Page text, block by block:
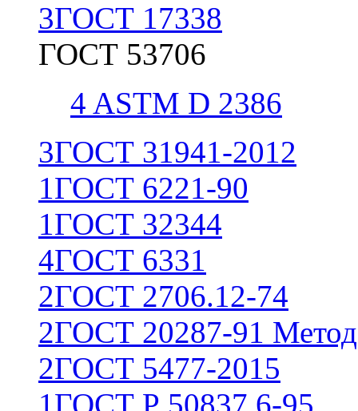
3ГОСТ 17338
ГОСТ 53706
4 ASTM D 2386
3ГОСТ 31941-2012
1ГОСТ 6221-90
1ГОСТ 32344
4ГОСТ 6331
2ГОСТ 2706.12-74
2ГОСТ 20287-91
2ГОСТ 5477-2015